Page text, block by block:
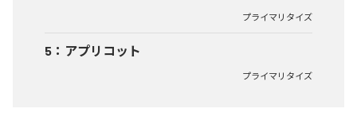
プライマリタイズ
5 ： アプリコット
プライマリタイズ